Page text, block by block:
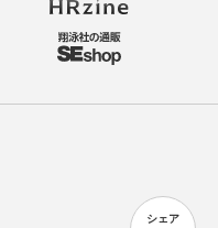
シェア